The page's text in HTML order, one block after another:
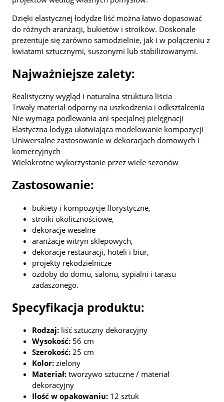
Dzięki elastycznej łodydze liść można łatwo dopasować
do różnych aranżacji, bukietów i stroików. Doskonale
prezentuje się zarówno samodzielnie, jak i w połączeniu z
kwiatami sztucznymi, suszonymi lub stabilizowanymi.
Najważniejsze zalety:
Realistyczny wygląd i naturalna struktura liścia
Trwały materiał odporny na uszkodzenia i odkształcenia
Nie wymaga podlewania ani specjalnej pielęgnacji
Elastyczna łodyga ułatwiająca modelowanie kompozycji
Uniwersalne zastosowanie w dekoracjach domowych i
komercyjnych
Wielokrotne wykorzystanie przez wiele sezonów
Zastosowanie:
bukiety i kompozycje florystyczne,
stroiki okolicznościowe,
dekoracje weselne
aranżacje witryn sklepowych,
dekoracje restauracji, hoteli i biur,
projekty rękodzielnicze
ozdoby do domu, salonu, sypialni i tarasu
zadaszonego.
Specyfikacja produktu:
Rodzaj: liść sztuczny dekoracyjny
Wysokość: 56 cm
Szerokość: 25 cm
Kolor: zielony
Materiał: tworzywo sztuczne / materiał
dekoracyjny
Ilość w opakowaniu: 12 sztuk